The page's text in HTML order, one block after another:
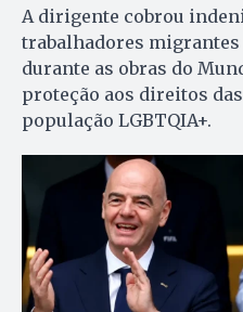
A dirigente cobrou
trabalhadores
durante as obras do
proteção aos direitos
população LGBTQIA+.